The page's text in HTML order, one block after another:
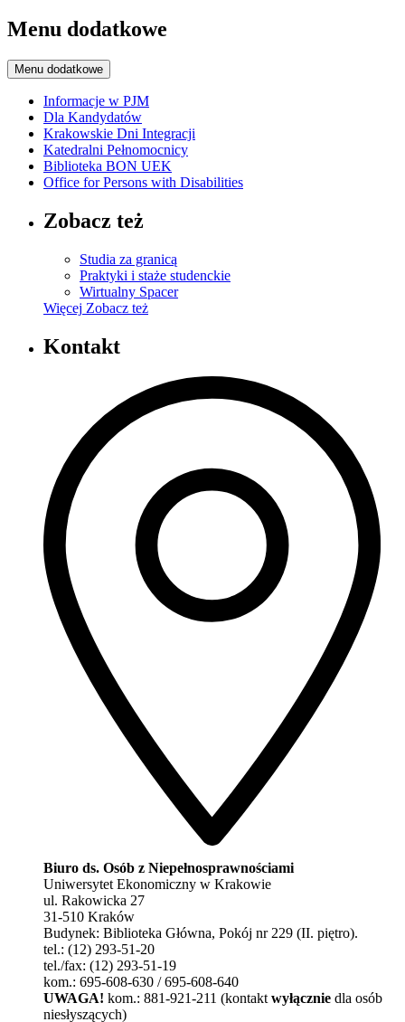
Menu dodatkowe
Menu dodatkowe
Informacje w PJM
Dla Kandydatów
Krakowskie Dni Integracji
Katedralni Pełnomocnicy
Biblioteka BON UEK
Office for Persons with Disabilities
Zobacz też
Studia za granicą
Praktyki i staże studenckie
Wirtualny Spacer
Więcej Zobacz też
Kontakt
Biuro ds. Osób z Niepełnosprawnościami
Uniwersytet Ekonomiczny w Krakowie
ul. Rakowicka 27
31-510 Kraków
Budynek: Biblioteka Główna, Pokój nr 229 (II. piętro).
tel.: (12) 293-51-20
tel./fax: (12) 293-51-19
kom.: 695-608-630 / 695-608-640
UWAGA! kom.: 881-921-211 (kontakt wyłącznie dla osób
niesłyszących)